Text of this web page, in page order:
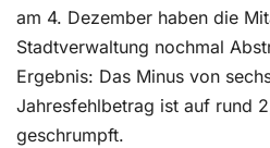
am 4. Dezember haben die
Stadtverwaltung nochmal
Ergebnis: Das Minus von
Jahresfehlbetrag ist auf rund
geschrumpft.